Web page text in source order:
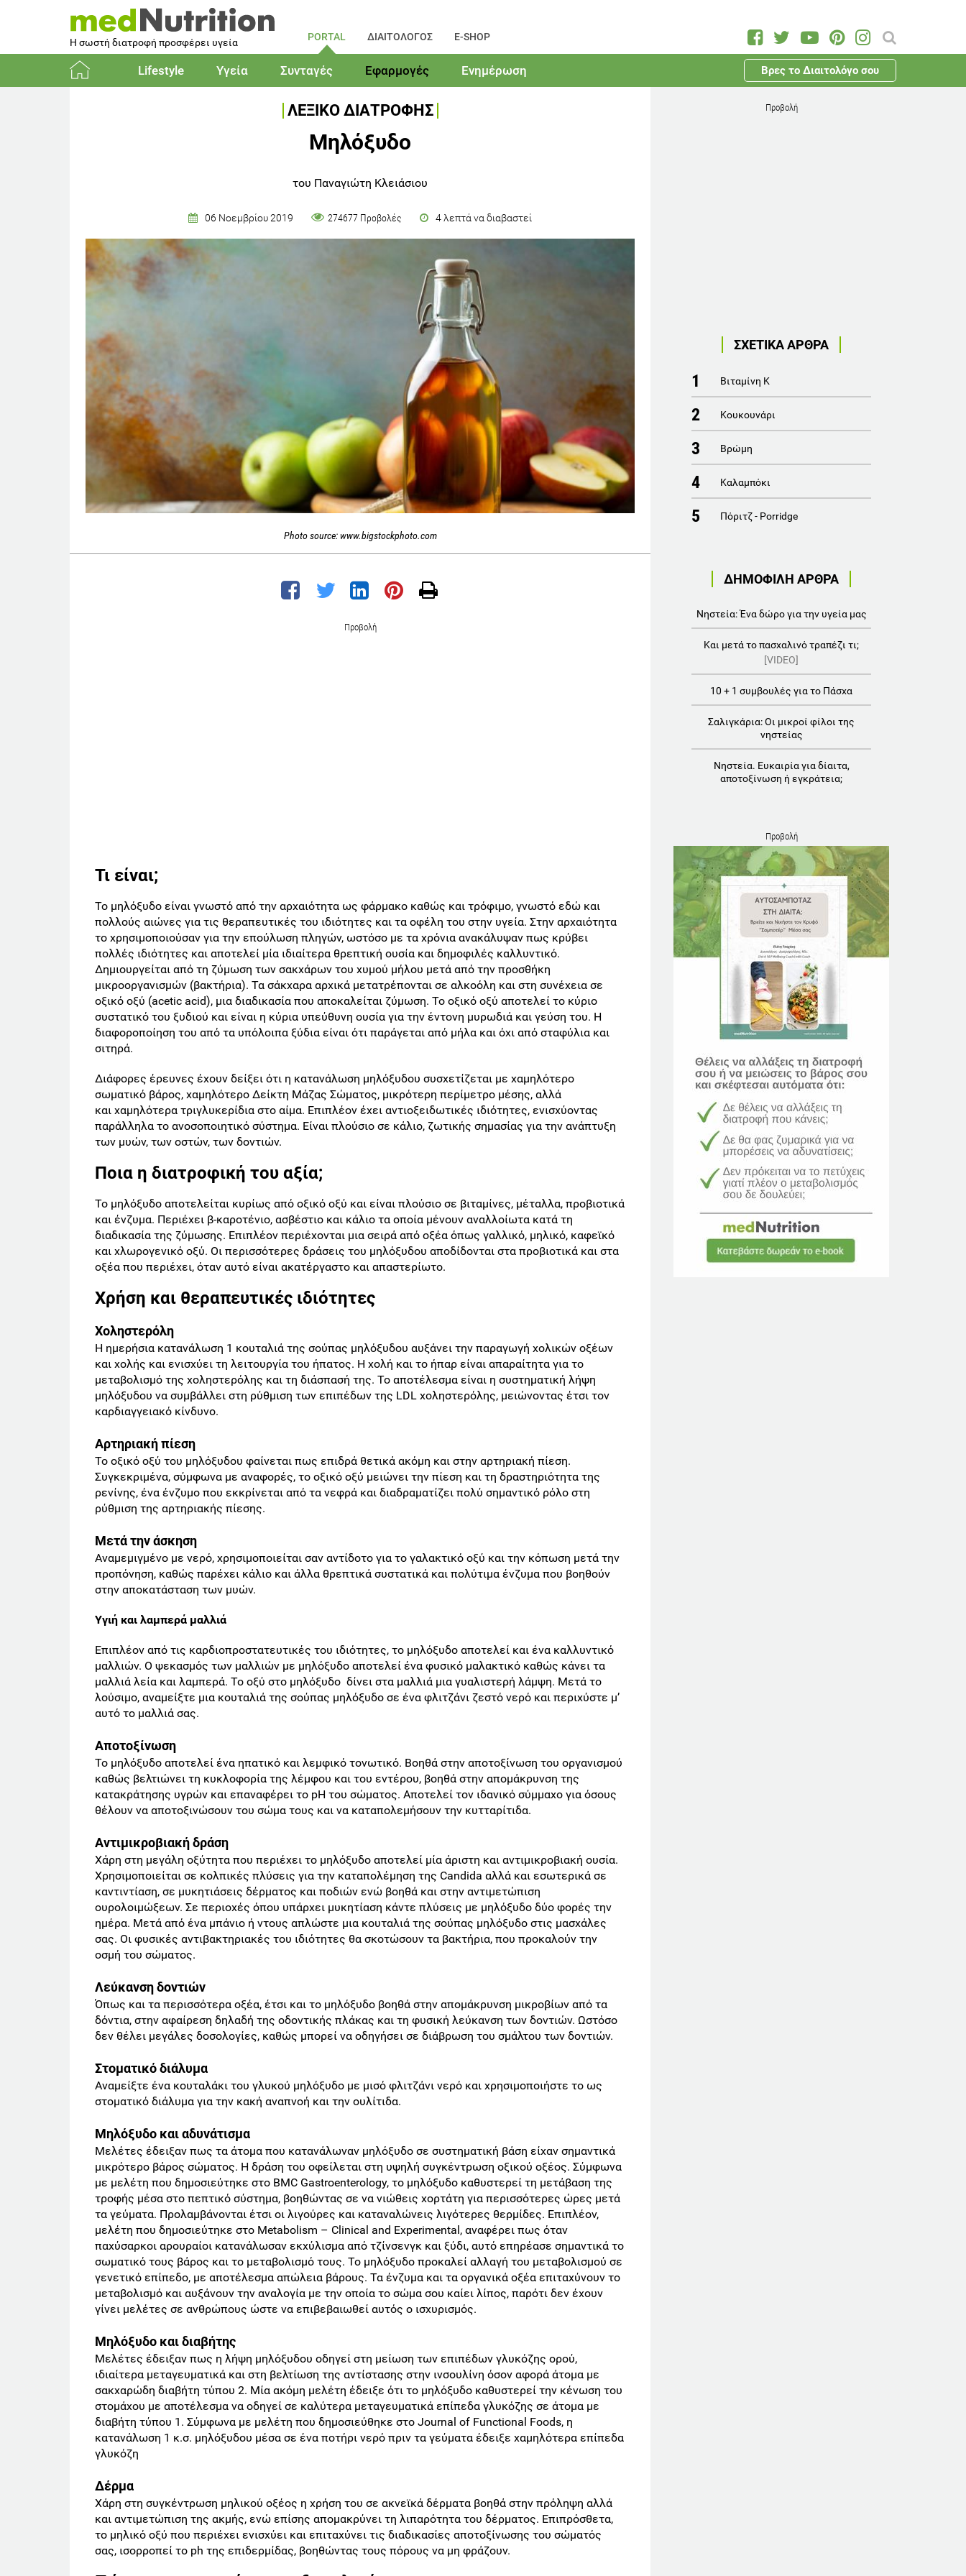
Η σωστή διατροφή προσφέρει υγεία PORTAL ΔΙΑΙΤΟΛΟΓΟΣ E-SHOP
Lifestyle Υγεία Συνταγές Εφαρμογές Ενημέρωση Βρες το Διαιτολόγο σου
ΛΕΞΙΚΟ ΔΙΑΤΡΟΦΗΣ
Μηλόξυδο
του Παναγιώτη Κλειάσιου
06 Νοεμβρίου 2019 274677 Προβολές 4 λεπτά να διαβαστεί
Photo source: www.bigstockphoto.com
Προβολή
Τι είναι;
Το μηλόξυδο είναι γνωστό από την αρχαιότητα ως φάρμακο καθώς και τρόφιμο, γνωστό εδώ και
πολλούς αιώνες για τις θεραπευτικές του ιδιότητες και τα οφέλη του στην υγεία. Στην αρχαιότητα
το χρησιμοποιούσαν για την επούλωση πληγών, ωστόσο με τα χρόνια ανακάλυψαν πως κρύβει
πολλές ιδιότητες και αποτελεί μία ιδιαίτερα θρεπτική ουσία και δημοφιλές καλλυντικό.
Δημιουργείται από τη ζύμωση των σακχάρων του χυμού μήλου μετά από την προσθήκη
μικροοργανισμών (βακτήρια). Τα σάκχαρα αρχικά μετατρέπονται σε αλκοόλη και στη συνέχεια σε
οξικό οξύ (acetic acid), μια διαδικασία που αποκαλείται ζύμωση. To οξικό οξύ αποτελεί το κύριο
συστατικό του ξυδιού και είναι η κύρια υπεύθυνη ουσία για την έντονη μυρωδιά και γεύση του. Η
διαφοροποίηση του από τα υπόλοιπα ξύδια είναι ότι παράγεται από μήλα και όχι από σταφύλια και
σιτηρά.
Διάφορες έρευνες έχουν δείξει ότι η κατανάλωση μηλόξυδου συσχετίζεται με χαμηλότερο
σωματικό βάρος, χαμηλότερο Δείκτη Μάζας Σώματος, μικρότερη περίμετρο μέσης, αλλά
και χαμηλότερα τριγλυκερίδια στο αίμα. Επιπλέον έχει αντιοξειδωτικές ιδιότητες, ενισχύοντας
παράλληλα το ανοσοποιητικό σύστημα. Είναι πλούσιο σε κάλιο, ζωτικής σημασίας για την ανάπτυξη
των μυών, των οστών, των δοντιών.
Ποια η διατροφική του αξία;
Το μηλόξυδο αποτελείται κυρίως από οξικό οξύ και είναι πλούσιο σε βιταμίνες, μέταλλα, προβιοτικά
και ένζυμα. Περιέχει β-καροτένιο, ασβέστιο και κάλιο τα οποία μένουν αναλλοίωτα κατά τη
διαδικασία της ζύμωσης. Επιπλέον περιέχονται μια σειρά από οξέα όπως γαλλικό, μηλικό, καφεϊκό
και χλωρογενικό οξύ. Οι περισσότερες δράσεις του μηλόξυδου αποδίδονται στα προβιοτικά και στα
οξέα που περιέχει, όταν αυτό είναι ακατέργαστο και απαστερίωτο.
Χρήση και θεραπευτικές ιδιότητες
Χοληστερόλη
Η ημερήσια κατανάλωση 1 κουταλιά της σούπας μηλόξυδου αυξάνει την παραγωγή χολικών οξέων
και χολής και ενισχύει τη λειτουργία του ήπατος. Η χολή και το ήπαρ είναι απαραίτητα για το
μεταβολισμό της χοληστερόλης και τη διάσπασή της. Το αποτέλεσμα είναι η συστηματική λήψη
μηλόξυδου να συμβάλλει στη ρύθμιση των επιπέδων της LDL χοληστερόλης, μειώνοντας έτσι τον
καρδιαγγειακό κίνδυνο.
Αρτηριακή πίεση
Το οξικό οξύ του μηλόξυδου φαίνεται πως επιδρά θετικά ακόμη και στην αρτηριακή πίεση.
Συγκεκριμένα, σύμφωνα με αναφορές, το οξικό οξύ μειώνει την πίεση και τη δραστηριότητα της
ρενίνης, ένα ένζυμο που εκκρίνεται από τα νεφρά και διαδραματίζει πολύ σημαντικό ρόλο στη
ρύθμιση της αρτηριακής πίεσης.
Μετά την άσκηση
Αναμεμιγμένο με νερό, χρησιμοποιείται σαν αντίδοτο για το γαλακτικό οξύ και την κόπωση μετά την
προπόνηση, καθώς παρέχει κάλιο και άλλα θρεπτικά συστατικά και πολύτιμα ένζυμα που βοηθούν
στην αποκατάσταση των μυών.
Υγιή και λαμπερά μαλλιά
Επιπλέον από τις καρδιοπροστατευτικές του ιδιότητες, το μηλόξυδο αποτελεί και ένα καλλυντικό
μαλλιών. Ο ψεκασμός των μαλλιών με μηλόξυδο αποτελεί ένα φυσικό μαλακτικό καθώς κάνει τα
μαλλιά λεία και λαμπερά. Το οξύ στο μηλόξυδο δίνει στα μαλλιά μια γυαλιστερή λάμψη. Μετά το
λούσιμο, αναμείξτε μια κουταλιά της σούπας μηλόξυδο σε ένα φλιτζάνι ζεστό νερό και περιχύστε μ’
αυτό το μαλλιά σας.
Αποτοξίνωση
Το μηλόξυδο αποτελεί ένα ηπατικό και λεμφικό τονωτικό. Βοηθά στην αποτοξίνωση του οργανισμού
καθώς βελτιώνει τη κυκλοφορία της λέμφου και του εντέρου, βοηθά στην απομάκρυνση της
κατακράτησης υγρών και επαναφέρει το pΗ του σώματος. Αποτελεί τον ιδανικό σύμμαχο για όσους
θέλουν να αποτοξινώσουν του σώμα τους και να καταπολεμήσουν την κυτταρίτιδα.
Αντιμικροβιακή δράση
Χάρη στη μεγάλη οξύτητα που περιέχει το μηλόξυδο αποτελεί μία άριστη και αντιμικροβιακή ουσία.
Χρησιμοποιείται σε κολπικές πλύσεις για την καταπολέμηση της Candida αλλά και εσωτερικά σε
καντιντίαση, σε μυκητιάσεις δέρματος και ποδιών ενώ βοηθά και στην αντιμετώπιση
ουρολοιμώξεων. Σε περιοχές όπου υπάρχει μυκητίαση κάντε πλύσεις με μηλόξυδο δύο φορές την
ημέρα. Μετά από ένα μπάνιο ή ντους απλώστε μια κουταλιά της σούπας μηλόξυδο στις μασχάλες
σας. Οι φυσικές αντιβακτηριακές του ιδιότητες θα σκοτώσουν τα βακτήρια, που προκαλούν την
οσμή του σώματος.
Λεύκανση δοντιών
Όπως και τα περισσότερα οξέα, έτσι και το μηλόξυδο βοηθά στην απομάκρυνση μικροβίων από τα
δόντια, στην αφαίρεση δηλαδή της οδοντικής πλάκας και τη φυσική λεύκανση των δοντιών. Ωστόσο
δεν θέλει μεγάλες δοσολογίες, καθώς μπορεί να οδηγήσει σε διάβρωση του σμάλτου των δοντιών.
Στοματικό διάλυμα
Αναμείξτε ένα κουταλάκι του γλυκού μηλόξυδο με μισό φλιτζάνι νερό και χρησιμοποιήστε το ως
στοματικό διάλυμα για την κακή αναπνοή και την ουλίτιδα.
Μηλόξυδο και αδυνάτισμα
Μελέτες έδειξαν πως τα άτομα που κατανάλωναν μηλόξυδο σε συστηματική βάση είχαν σημαντικά
μικρότερο βάρος σώματος. Η δράση του οφείλεται στη υψηλή συγκέντρωση οξικού οξέος. Σύμφωνα
με μελέτη που δημοσιεύτηκε στο BMC Gastroenterology, το μηλόξυδο καθυστερεί τη μετάβαση της
τροφής μέσα στο πεπτικό σύστημα, βοηθώντας σε να νιώθεις χορτάτη για περισσότερες ώρες μετά
τα γεύματα. Προλαμβάνονται έτσι οι λιγούρες και καταναλώνεις λιγότερες θερμίδες. Επιπλέον,
μελέτη που δημοσιεύτηκε στο Metabolism – Clinical and Experimental, αναφέρει πως όταν
παχύσαρκοι αρουραίοι κατανάλωσαν εκχύλισμα από τζίνσενγκ και ξύδι, αυτό επηρέασε σημαντικά το
σωματικό τους βάρος και το μεταβολισμό τους. Το μηλόξυδο προκαλεί αλλαγή του μεταβολισμού σε
γενετικό επίπεδο, με αποτέλεσμα απώλεια βάρους. Τα ένζυμα και τα οργανικά οξέα επιταχύνουν το
μεταβολισμό και αυξάνουν την αναλογία με την οποία το σώμα σου καίει λίπος, παρότι δεν έχουν
γίνει μελέτες σε ανθρώπους ώστε να επιβεβαιωθεί αυτός ο ισχυρισμός.
Μηλόξυδο και διαβήτης
Μελέτες έδειξαν πως η λήψη μηλόξυδου οδηγεί στη μείωση των επιπέδων γλυκόζης ορού,
ιδιαίτερα μεταγευματικά και στη βελτίωση της αντίστασης στην ινσουλίνη όσον αφορά άτομα με
σακχαρώδη διαβήτη τύπου 2. Μία ακόμη μελέτη έδειξε ότι το μηλόξυδο καθυστερεί την κένωση του
στομάχου με αποτέλεσμα να οδηγεί σε καλύτερα μεταγευματικά επίπεδα γλυκόζης σε άτομα με
διαβήτη τύπου 1. Σύμφωνα με μελέτη που δημοσιεύθηκε στο Journal of Functional Foods, η
κατανάλωση 1 κ.σ. μηλόξυδου μέσα σε ένα ποτήρι νερό πριν τα γεύματα έδειξε χαμηλότερα επίπεδα
γλυκόζη
Δέρμα
Χάρη στη συγκέντρωση μηλικού οξέος η χρήση του σε ακνεϊκά δέρματα βοηθά στην πρόληψη αλλά
και αντιμετώπιση της ακμής, ενώ επίσης απομακρύνει τη λιπαρότητα του δέρματος. Επιπρόσθετα,
το μηλικό οξύ που περιέχει ενισχύει και επιταχύνει τις διαδικασίες αποτοξίνωσης του σώματός
σας, ισορροπεί το ph της επιδερμίδας, βοηθώντας τους πόρους να μη φράζουν.
Προβολή
ΣΧΕΤΙΚΑ ΑΡΘΡΑ
1 Βιταμίνη Κ
2 Κουκουνάρι
3 Βρώμη
4 Καλαμπόκι
5 Πόριτζ - Porridge
ΔΗΜΟΦΙΛΗ ΑΡΘΡΑ
Νηστεία: Ένα δώρο για την υγεία μας
Και μετά το πασχαλινό τραπέζι τι;
[VIDEO]
10 + 1 συμβουλές για το Πάσχα
Σαλιγκάρια: Οι μικροί φίλοι της
νηστείας
Νηστεία. Ευκαιρία για δίαιτα,
αποτοξίνωση ή εγκράτεια;
Προβολή